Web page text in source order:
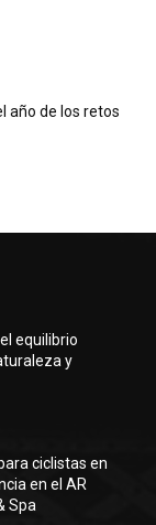
año de los retos
equilibrio
y
ciclistas en
en el AR
Spa